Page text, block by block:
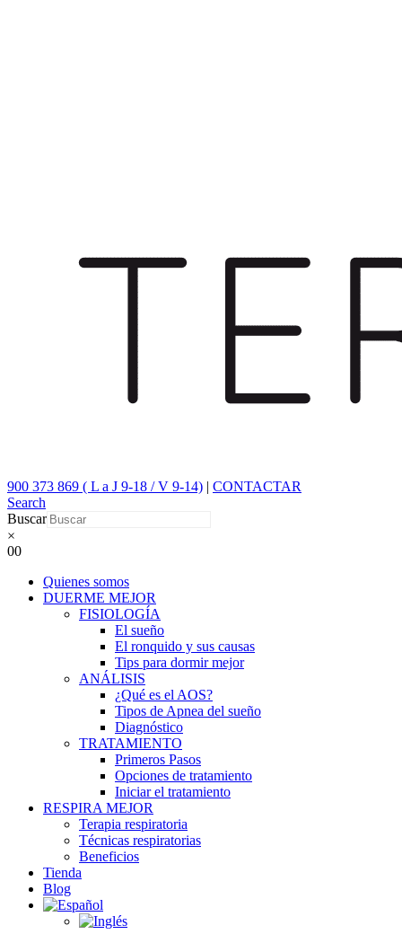
900 373 869 ( L a J 9-18 / V 9-14) | CONTACTAR
Search
Buscar
×
00
Quienes somos
DUERME MEJOR
FISIOLOGÍA
El sueño
El ronquido y sus causas
Tips para dormir mejor
ANÁLISIS
¿Qué es el AOS?
Tipos de Apnea del sueño
Diagnóstico
TRATAMIENTO
Primeros Pasos
Opciones de tratamiento
Iniciar el tratamiento
RESPIRA MEJOR
Terapia respiratoria
Técnicas respiratorias
Beneficios
Tienda
Blog